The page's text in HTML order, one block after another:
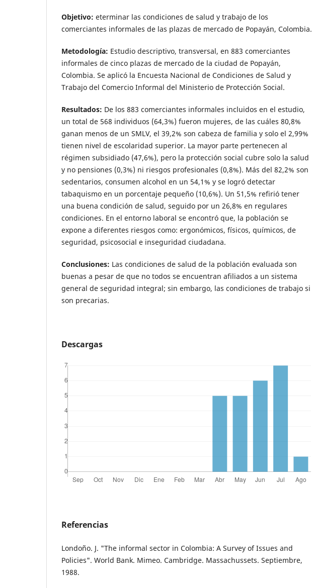
Objetivo: eterminar las condiciones de salud y trabajo de los
comerciantes informales de las plazas de mercado de Popayán, Colombia.
Metodología: Estudio descriptivo, transversal, en 883 comerciantes
informales de cinco plazas de mercado de la ciudad de Popayán,
Colombia. Se aplicó la Encuesta Nacional de Condiciones de Salud y
Trabajo del Comercio Informal del Ministerio de Protección Social.
Resultados: De los 883 comerciantes informales incluidos en el estudio,
un total de 568 individuos (64,3%) fueron mujeres, de las cuáles 80,8%
ganan menos de un SMLV, el 39,2% son cabeza de familia y solo el 2,99%
tienen nivel de escolaridad superior. La mayor parte pertenecen al
régimen subsidiado (47,6%), pero la protección social cubre solo la salud
y no pensiones (0,3%) ni riesgos profesionales (0,8%). Más del 82,2% son
sedentarios, consumen alcohol en un 54,1% y se logró detectar
tabaquismo en un porcentaje pequeño (10,6%). Un 51,5% refirió tener
una buena condición de salud, seguido por un 26,8% en regulares
condiciones. En el entorno laboral se encontró que, la población se
expone a diferentes riesgos como: ergonómicos, físicos, químicos, de
seguridad, psicosocial e inseguridad ciudadana.
Conclusiones: Las condiciones de salud de la población evaluada son
buenas a pesar de que no todos se encuentran afiliados a un sistema
general de seguridad integral; sin embargo, las condiciones de trabajo si
son precarias.
Descargas
Referencias
Londoño. J. "The informal sector in Colombia: A Survey of Issues and
Policies". World Bank. Mimeo. Cambridge. Massachussets. Septiembre,
1988.